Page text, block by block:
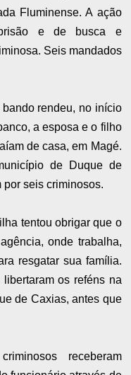
Fluminense. A ação
e de busca e
Seis mandados
rendeu, no início
a esposa e o filho
de casa, em Magé.
de Duque de
por seis criminosos.
tentou obrigar que o
onde trabalha,
resgatar sua família.
os reféns na
de Caxias, antes que
receberam